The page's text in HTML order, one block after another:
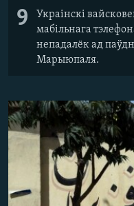
9
Украінскі
мабільнага
непадалёк ад
Марыюпаля.